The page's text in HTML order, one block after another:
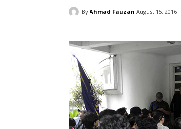
By Ahmad Fauzan August 15, 2016